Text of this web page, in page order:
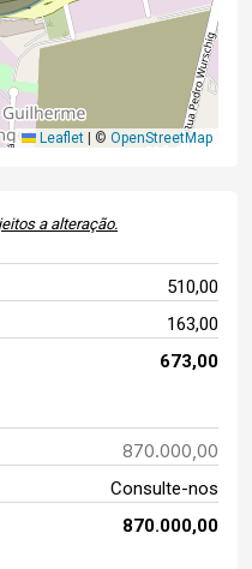
Leaflet © OpenStreetMap
a alteração.
510,00
163,00
673,00
870.000,00
Consulte-nos
870.000,00